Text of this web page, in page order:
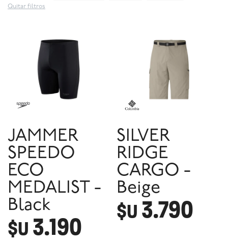
Quitar filtros
JAMMER
SPEEDO
ECO
MEDALIST -
Black
$U 3.190
SILVER
RIDGE
CARGO -
Beige
$U 3.790